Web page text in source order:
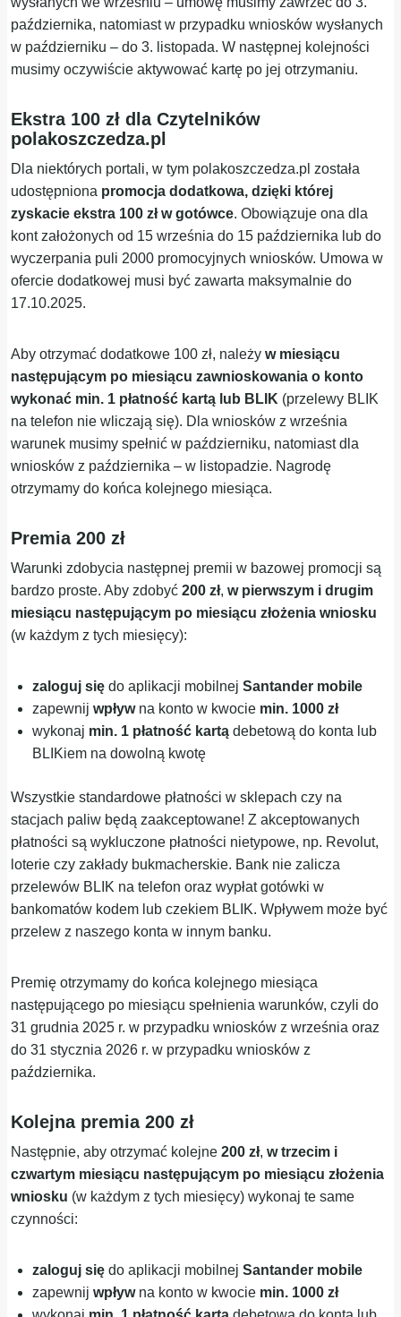
października, natomiast w przypadku wniosków wysłanych
w październiku – do 3. listopada. W następnej kolejności
musimy oczywiście aktywować kartę po jej otrzymaniu.
Ekstra 100 zł dla Czytelników
polakoszczedza.pl
Dla niektórych portali, w tym polakoszczedza.pl została
udostępniona promocja dodatkowa, dzięki której
zyskacie ekstra 100 zł w gotówce. Obowiązuje ona dla
kont założonych od 15 września do 15 października lub do
wyczerpania puli 2000 promocyjnych wniosków. Umowa w
ofercie dodatkowej musi być zawarta maksymalnie do
17.10.2025.
Aby otrzymać dodatkowe 100 zł, należyw miesiącu
następującym po miesiącu zawnioskowania o konto
wykonać min. 1 płatność kartą lub BLIK (przelewy BLIK
na telefon nie wliczają się). Dla wniosków z września
warunek musimy spełnić w październiku, natomiast dla
wniosków z października – w listopadzie. Nagrodę
otrzymamy do końca kolejnego miesiąca.
Premia 200 zł
Warunki zdobycia następnej premii w bazowej promocji są
bardzo proste. Aby zdobyć 200 zł,w pierwszym i drugim
miesiącu następującym po miesiącu złożenia wniosku
(w każdym z tych miesięcy):
zaloguj się do aplikacji mobilnejSantander mobile
zapewnijwpływna konto w kwocie min. 1000 zł
wykonaj min. 1 płatność kartą debetową do konta lub
BLIKiem na dowolną kwotę
Wszystkie standardowe płatności w sklepach czy na
stacjach paliw będą zaakceptowane! Z akceptowanych
płatności są wykluczone płatności nietypowe, np. Revolut,
loterie czy zakłady bukmacherskie. Bank nie zalicza
przelewów BLIK na telefon oraz wypłat gotówki w
bankomatów kodem lub czekiem BLIK. Wpływem może być
przelew z naszego konta w innym banku.
Premię otrzymamy do końca kolejnego miesiąca
następującego po miesiącu spełnienia warunków, czyli do
31 grudnia 2025 r. w przypadku wniosków z września oraz
do 31 stycznia 2026 r. w przypadku wniosków z
października.
Kolejna premia 200 zł
Następnie, aby otrzymać kolejne200 zł,w trzecim i
czwartym miesiącu następującym po miesiącu złożenia
wniosku (w każdym z tych miesięcy) wykonaj te same
czynności:
zaloguj się do aplikacji mobilnejSantander mobile
zapewnijwpływna konto w kwocie min. 1000 zł